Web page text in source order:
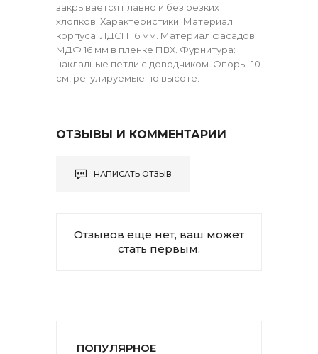
закрывается плавно и без резких
хлопков. Характеристики: Материал
корпуса: ЛДСП 16 мм. Материал фасадов:
МДФ 16 мм в пленке ПВХ. Фурнитура:
накладные петли с доводчиком. Опоры: 10
см, регулируемые по высоте.
ОТЗЫВЫ И КОММЕНТАРИИ
НАПИСАТЬ ОТЗЫВ
Отзывов еще нет, ваш может
стать первым.
ПОПУЛЯРНОЕ